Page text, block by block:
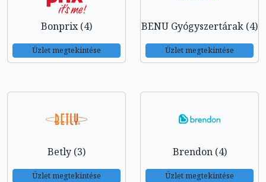
Bonprix (4)
Üzlet megtekintése
BENU Gyógyszertárak (4)
Üzlet megtekintése
Betly (3)
Üzlet megtekintése
Brendon (4)
Üzlet megtekintése